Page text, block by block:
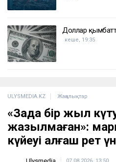
ҚАЗІР ОҚЫЛЫП ЖАТЫР
Атырауда су
миллиардтаған
09:33